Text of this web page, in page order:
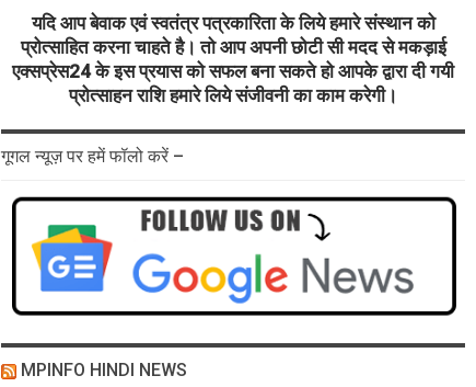
यदि आप बेवाक एवं स्वतंत्र पत्रकारिता के लिये हमारे संस्थान को
प्रोत्साहित करना चाहते है। तो आप अपनी छोटी सी मदद से मकड़ाई
एक्सप्रेस24 के इस प्रयास को सफल बना सकते हो आपके द्वारा दी गयी
प्रोत्साहन राशि हमारे लिये संजीवनी का काम करेगी।
गूगल न्यूज़ पर हमें फॉलो करें –
MPINFO HINDI NEWS